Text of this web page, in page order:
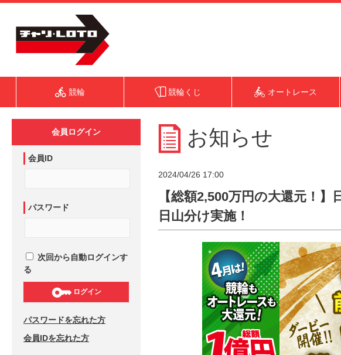
競輪 競輪くじ オートレース
会員ログイン
会員ID
パスワード
次回から自動ログインす
る
ログイン
パスワードを忘れた方
会員IDを忘れた方
お知らせ
2024/04/26 17:00
【総額2,500万円の大還元！
日山分け実施！